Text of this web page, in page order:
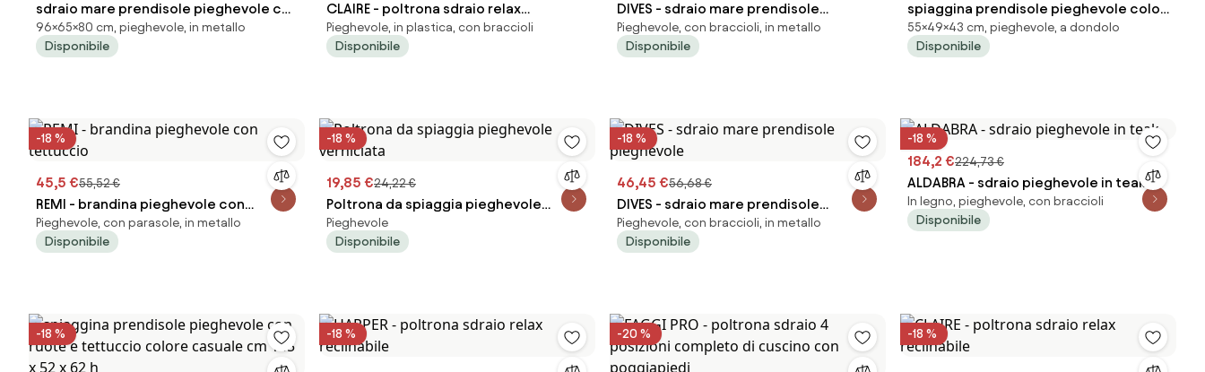
sdraio mare prendisole pieghevole cm
65 x 80 x 38/96 h
96×65×80 cm, pieghevole, in metallo
Disponibile
CLAIRE - poltrona sdraio relax
reclinabile
Pieghevole, in plastica, con braccioli
Disponibile
DIVES - sdraio mare prendisole
pieghevole
Pieghevole, con braccioli, in metallo
Disponibile
spiaggina prendisole pieghevole colori
casuale cm 49 x 43x32/55 h
55×49×43 cm, pieghevole, a dondolo
Disponibile
-18 %
45,5 €55,52 €
REMI - brandina pieghevole con
tettuccio
Pieghevole, con parasole, in metallo
Disponibile
-18 %
19,85 €24,22 €
Poltrona da spiaggia pieghevole
verniciata
Pieghevole
Disponibile
-18 %
46,45 €56,68 €
DIVES - sdraio mare prendisole
pieghevole
Pieghevole, con braccioli, in metallo
Disponibile
-18 %
184,2 €224,73 €
ALDABRA - sdraio pieghevole in teak
In legno, pieghevole, con braccioli
Disponibile
-18 % -18 % -20 % -18 %